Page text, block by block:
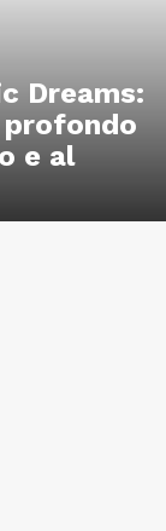
Dreams:
e al